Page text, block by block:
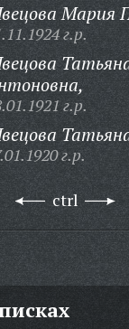
Мария
г.р.
г.р.
г.р.
ctrl